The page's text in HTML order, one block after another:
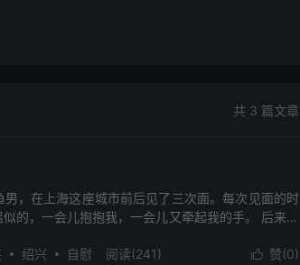
共 3 篇文章
，在上海这座城市前后见了三次面。每次见面的时
的，一会儿抱抱我，一会儿又牵起我的手。 后来也
 赞(0)
绍兴 自慰 阅读(241)